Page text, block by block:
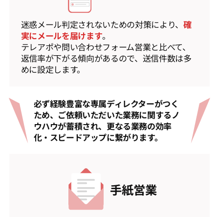
迷惑メール判定されないための対策により、 確
実にメールを届けます。
テレアポや問い合わせフォーム営業と比べて、
返信率が下がる傾向があるので、送信件数は多
めに設定します。
必ず経験豊富な専属ディレクターがつく
ため、ご依頼いただいた業務に関するノ
ウハウが蓄積され、更なる業務の効率
化・スピードアップに繋がります。
手紙営業